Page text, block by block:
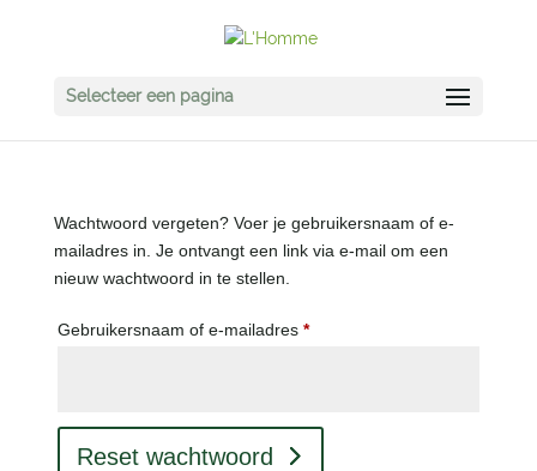
Selecteer een pagina
Wachtwoord vergeten? Voer je gebruikersnaam of e-
mailadres in. Je ontvangt een link via e-mail om een
nieuw wachtwoord in te stellen.
Gebruikersnaam of e-mailadres *Vereist
Reset wachtwoord